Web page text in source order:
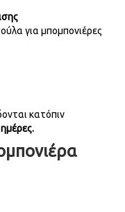
για μπομπονιέρες
κατόπιν